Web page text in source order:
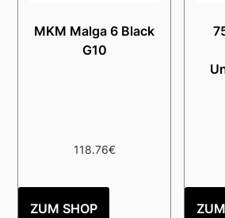
MKM Malga 6 Black
G10
118.76€
ZUM SHOP